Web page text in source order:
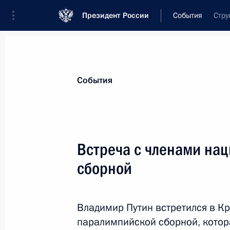
Президент России События
Новости
Послания Федеральному Собранию
Заявления по важнейшим вопросам
Речи и обращения
События
Встреча с членами
сборной
Владимир Путин встретился в
паралимпийской сборной,